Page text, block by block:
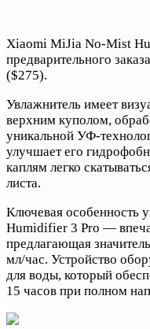
Xiaomi MiJia No-Mist
предварительного
($275).
Увлажнитель имеет
верхним куполом,
уникальной УФ-
улучшает его
каплям легко
листа.
Ключевая особенность
Humidifier 3 Pro —
предлагающая
мл/час. Устройство
для воды, который
15 часов при полном